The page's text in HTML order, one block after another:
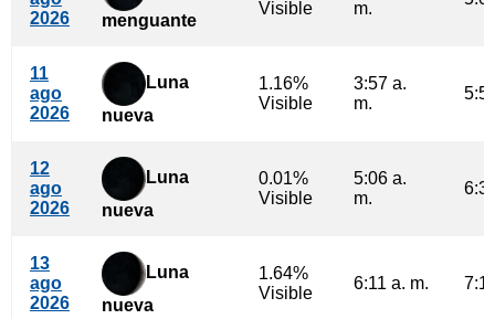
2026
menguante
Visible
m.
11
ago
2026
Luna
nueva
1.16%
Visible
3:57 a.
m.
12
ago
2026
Luna
nueva
0.01%
Visible
5:06 a.
m.
13
ago
2026
Luna
nueva
1.64%
Visible
6:11 a. m.